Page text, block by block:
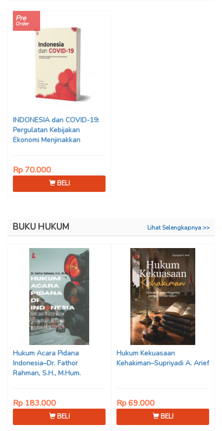
Pre
Order
INDONESIA dan COVID-19:
Pergulatan Kebijakan
Ekonomi Menjinakkan
Rp 70.000
BELI
BUKU HUKUM Lihat Selengkapnya >>
Hukum Acara Pidana
Indonesia–Dr. Fathor
Rahman, S.H., M.Hum.
Rp 183.000
BELI
Hukum Kekuasaan
Kehakiman–Supriyadi A. Arief
Rp 69.000
BELI